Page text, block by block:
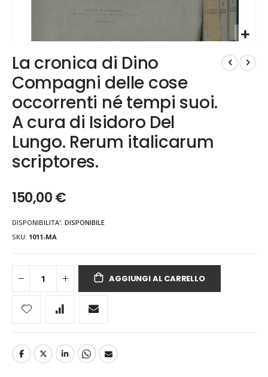
all'inizio
della
galleria
di
immagini
La cronica di Dino
Compagni delle cose
occorrenti né tempi suoi.
A cura di Isidoro Del
Lungo. Rerum italicarum
scriptores.
150,00 €
DISPONIBILITA': DISPONIBILE
SKU 1011-MA
AGGIUNGI AL CARRELLO